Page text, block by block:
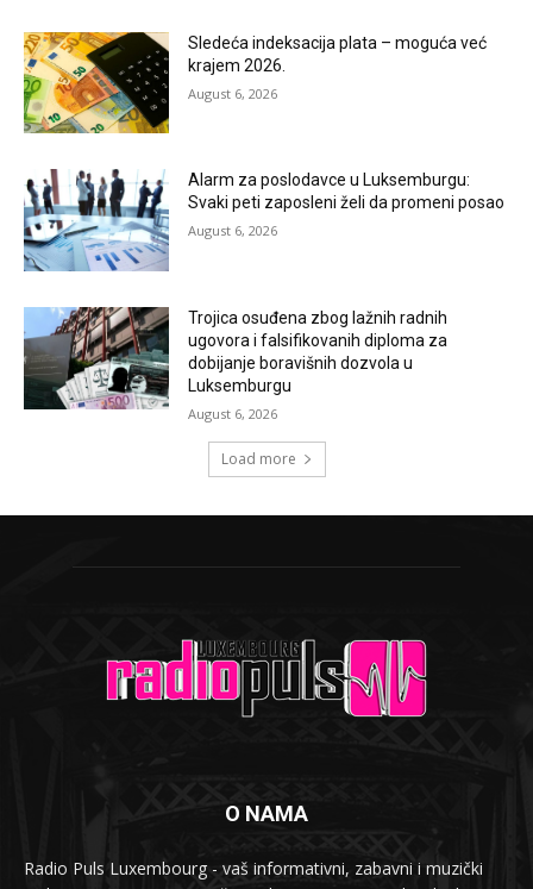
Sledeća indeksacija plata – moguća već
krajem 2026.
August 6, 2026
Alarm za poslodavce u Luksemburgu:
Svaki peti zaposleni želi da promeni posao
August 6, 2026
Trojica osuđena zbog lažnih radnih
ugovora i falsifikovanih diploma za
dobijanje boravišnih dozvola u
Luksemburgu
August 6, 2026
Load more
O NAMA
Radio Puls Luxembourg - vaš informativni, zabavni i muzički